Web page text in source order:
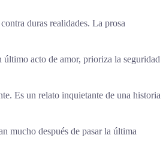
duras realidades. La prosa
acto de amor, prioriza la seguridad
Es un relato inquietante de una historia
mucho después de pasar la última